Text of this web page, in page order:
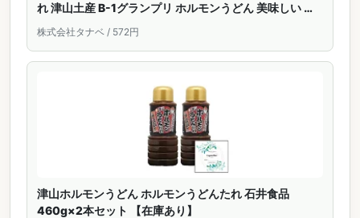
れ 津山土産 B-1グランプリ ホルモンうどん 美味しい ロ
ングセラー 焼肉のたれ 焼きうどんのたれ 焼きうどん 帰
省 手土産
株式会社タナベ / 572円
津山ホルモンうどん ホルモンうどんたれ 石井食品
460g×2本セット 【在庫あり】